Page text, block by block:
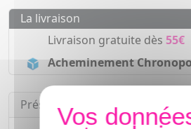
La livraison
Livraison gratuite dès 55€
Acheminement
Présentation